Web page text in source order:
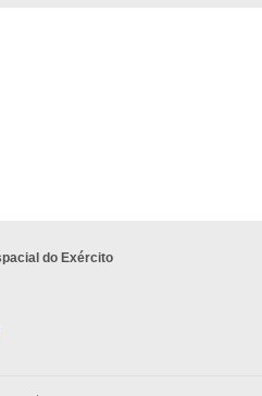
do Exército